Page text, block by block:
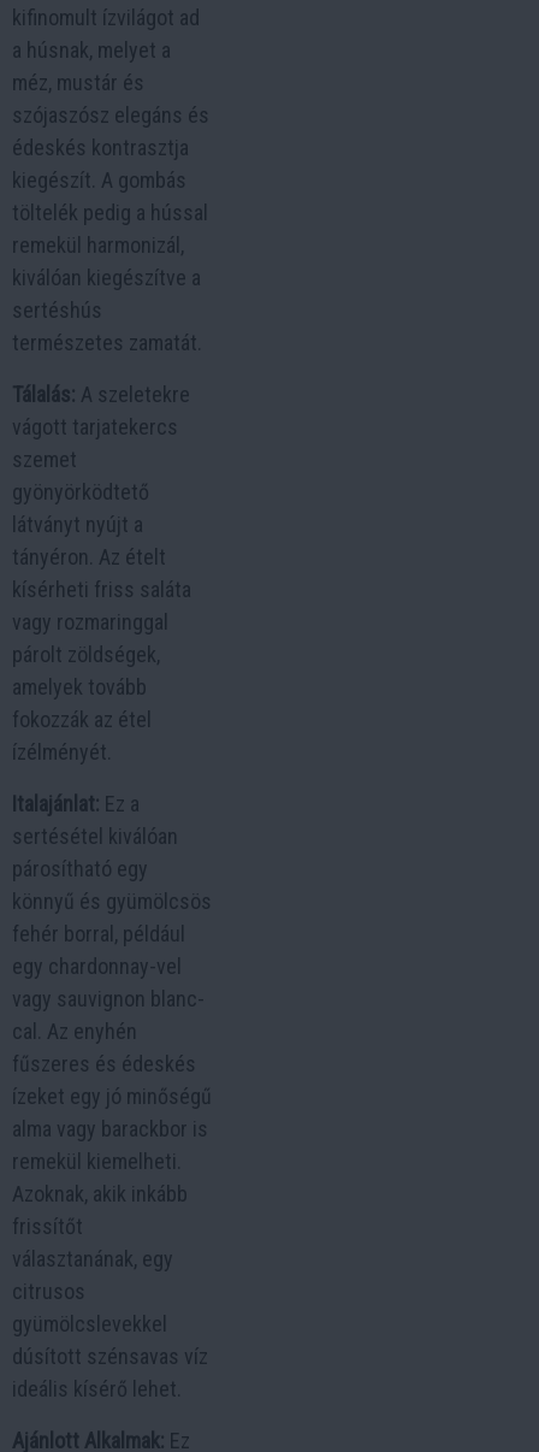
kifinomult ízvilágot ad
a húsnak, melyet a
méz, mustár és
szójaszósz elegáns és
édeskés kontrasztja
kiegészít. A gombás
töltelék pedig a hússal
remekül harmonizál,
kiválóan kiegészítve a
sertéshús
természetes zamatát.
Tálalás: A szeletekre
vágott tarjatekercs
szemet
gyönyörködtető
látványt nyújt a
tányéron. Az ételt
kísérheti friss saláta
vagy rozmaringgal
párolt zöldségek,
amelyek tovább
fokozzák az étel
ízélményét.
Italajánlat: Ez a
sertésétel kiválóan
párosítható egy
könnyű és gyümölcsös
fehér borral, például
egy chardonnay-vel
vagy sauvignon blanc-
cal. Az enyhén
fűszeres és édeskés
ízeket egy jó minőségű
alma vagy barackbor is
remekül kiemelheti.
Azoknak, akik inkább
frissítőt
választanának, egy
citrusos
gyümölcslevekkel
dúsított szénsavas víz
ideális kísérő lehet.
Ajánlott Alkalmak: Ez